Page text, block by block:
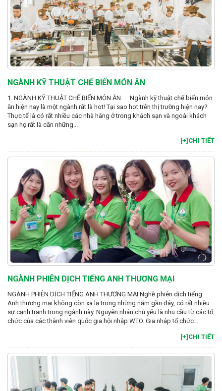
NGÀNH KỸ THUẬT CHẾ BIẾN MÓN ĂN
1. NGÀNH KỸ THUẬT CHẾ BIẾN MÓN ĂN Ngành kỹ thuật chế biến món
ăn hiện nay là một ngành rất là hot! Tại sao hot trên thị trường hiện nay?
Thực tế là có rất nhiều các nhà hàng ở trong khách sạn và ngoài khách
sạn họ rất là cần những...
[+]CHI TIẾT
NGÀNH PHIÊN DỊCH TIẾNG ANH THƯƠNG MẠI
NGÀNH PHIÊN DỊCH TIẾNG ANH THƯƠNG MẠI Nghề phiên dịch tiếng
Anh thương mại không còn xa lạ trong những năm gần đây, có rất nhiều
sự cạnh tranh trong ngành này. Nguyên nhân chủ yếu là nhu cầu từ các tổ
chức của các thành viên quốc gia hội nhập WTO. Gia nhập tổ chức...
[+]CHI TIẾT